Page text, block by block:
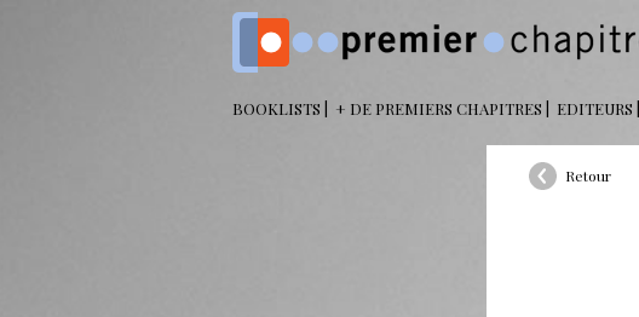
BOOKLISTS + DE PREMIERS CHAPITRES EDITEURS
Retour